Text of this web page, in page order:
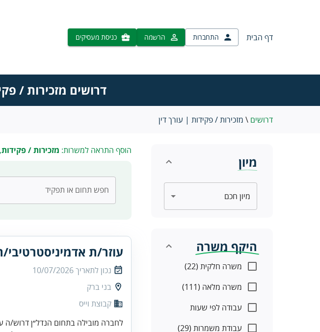
דף הבית התחברות הרשמה כניסת מעסיקים
דרושים מזכירות /
דרושים \ מזכירות / פקידות | עורך דין
מיון
היקף משרה
משרה חלקית (22)
משרה מלאה (111)
עבודה לפי שעות
עבודת משמרות (29)
הוסף התראה למשרות: מזכירות /
חפש תחום או תפקיד
עוזר/ת
נכון לתאריך10/07/2026
בני ברק
קבוצת וייס
לחברה מובילה בתחום הנדל״ן דרוש/ה